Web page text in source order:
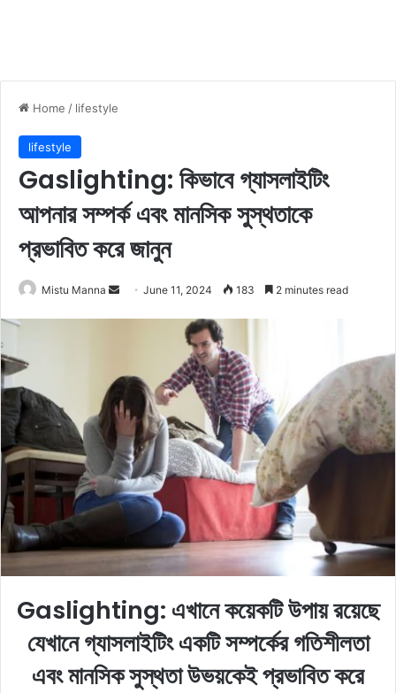
Home / lifestyle
lifestyle
Gaslighting: কিভাবে গ্যাসলাইটিং
আপনার সম্পর্ক এবং মানসিক সুস্থতাকে
প্রভাবিত করে জানুন
Mistu Manna
a
n
e
m
a
i
l
June 11, 2024 183 2 minutes read
Gaslighting: এখানে কয়েকটি উপায় রয়েছে
যেখানে গ্যাসলাইটিং একটি সম্পর্কের গতিশীলতা
এবং মানসিক সুস্থতা উভয়কেই প্রভাবিত করে